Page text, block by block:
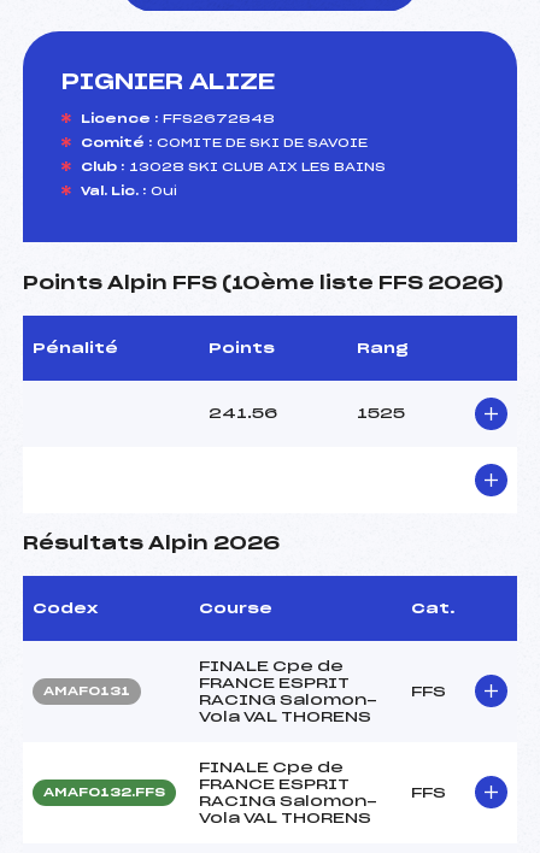
PIGNIER ALIZE
Licence : FFS2672848
Comité : COMITE DE SKI DE SAVOIE
Club : 13028 SKI CLUB AIX LES BAINS
Val. Lic. : Oui
Points Alpin FFS (10ème liste FFS 2026)
Pénalité Points Rang
241.56 1525
Résultats Alpin 2026
Codex Course Cat.
AMAF0131
FINALE Cpe de
FRANCE ESPRIT
RACING Salomon-
Vola VAL THORENS
FFS
AMAF0132.FFS
FINALE Cpe de
FRANCE ESPRIT
RACING Salomon-
Vola VAL THORENS
FFS